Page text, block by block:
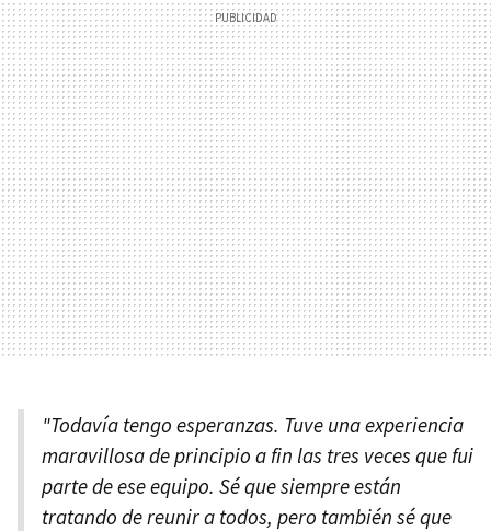
"Todavía tengo esperanzas. Tuve una experiencia
maravillosa de principio a fin las tres veces que fui
parte de ese equipo. Sé que siempre están
tratando de reunir a todos, pero también sé que